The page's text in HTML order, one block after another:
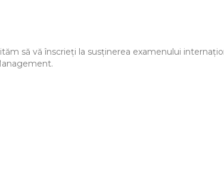
să vă înscrieți la susținerea examenului